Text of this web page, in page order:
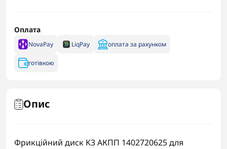
Оплата
NovaPay LiqPay оплата за рахунком
готівкою
Опис
Фрикційний диск K3 АКПП 1402720625 для